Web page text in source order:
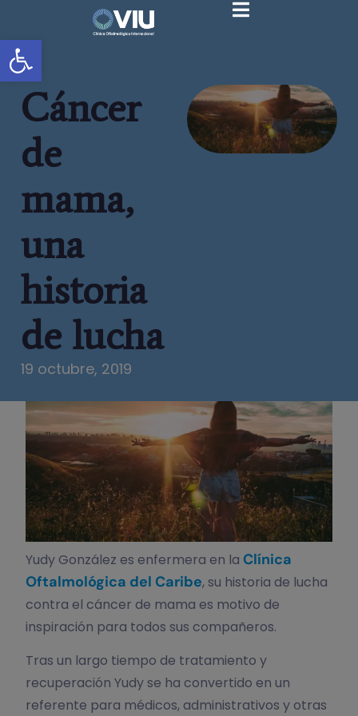
Abrir barra de herramientas
Cáncer
de
mama,
una
historia
de lucha
19 octubre, 2019
Yudy González es enfermera en la Clínica
Oftalmológica del Caribe, su historia de lucha
contra el cáncer de mama es motivo de
inspiración para todos sus compañeros.
Tras un largo tiempo de tratamiento y
recuperación Yudy se ha convertido en un
referente para médicos, administrativos y otras